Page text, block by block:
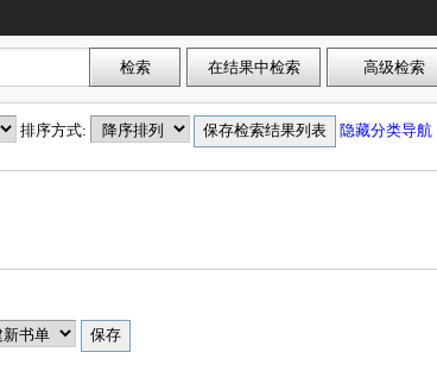
排序方式: 隐藏分类导航